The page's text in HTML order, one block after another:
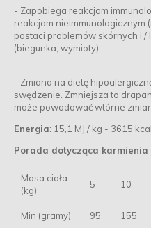
- Zapobiega reakcjom
reakcjom
postaci problemów skórnych i
(biegunka, wymioty).
- Zmiana na dietę
swędzenie. Zmniejsza to
może powodować wtórne
Energia: 15,1 MJ / kg - 3615
Porada dotycząca
Masa ciała
(kg)
5 10
Min (gramy) 95 155